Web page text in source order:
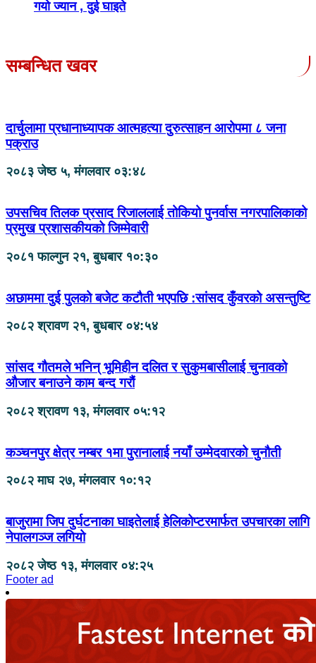
गयो ज्यान , दुई घाइते
सम्बन्धित खवर
दार्चुलामा प्रधानाध्यापक आत्महत्या दुरुत्साहन आरोपमा ८ जना
पक्राउ
२०८३ जेष्ठ ५, मंगलवार ०३:४८
उपसचिव तिलक प्रसाद रिजाललाई तोकियो पुनर्वास नगरपालिकाको
प्रमुख प्रशासकीयको जिम्मेवारी
२०८१ फाल्गुन २१, बुधबार १०:३०
अछाममा दुई पुलको बजेट कटौती भएपछि :सांसद कुँवरको असन्तुष्टि
२०८२ श्रावण २१, बुधबार ०४:५४
सांसद गौतमले भनिन् भूमिहीन दलित र सुकुमबासीलाई चुनावको
औजार बनाउने काम बन्द गरौं
२०८२ श्रावण १३, मंगलवार ०५:१२
कञ्चनपुर क्षेत्र नम्बर १मा पुरानालाई नयाँ उम्मेदवारको चुनौती
२०८२ माघ २७, मंगलवार १०:१२
बाजुरामा जिप दुर्घटनाका घाइतेलाई हेलिकोप्टरमार्फत उपचारका लागि
नेपालगञ्ज लगियो
२०८२ जेष्ठ १३, मंगलवार ०४:२५
Footer ad